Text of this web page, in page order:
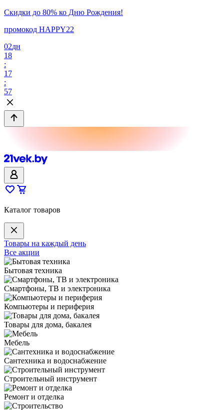
Скидки до 80% ко Дню Рождения!
промокод HAPPY22
02дн
18
:
17
:
57
Каталог товаров
Товары на каждый день
Все акции
Бытовая техника
Смартфоны, ТВ и электроника
Компьютеры и периферия
Товары для дома, бакалея
Мебель
Сантехника и водоснабжение
Строительный инструмент
Ремонт и отделка